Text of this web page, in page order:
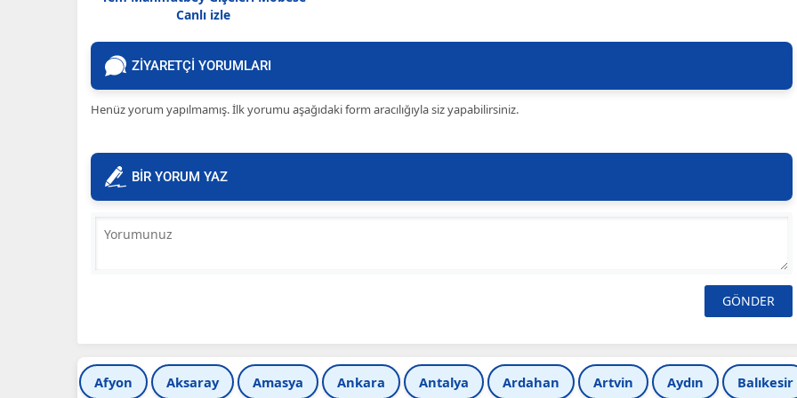
Canlı izle
ZİYARETÇİ YORUMLARI
Henüz yorum yapılmamış. İlk yorumu aşağıdaki form aracılığıyla siz yapabilirsiniz.
BİR YORUM YAZ
Afyon Aksaray Amasya Ankara Antalya Ardahan Artvin Aydın Balıkesir